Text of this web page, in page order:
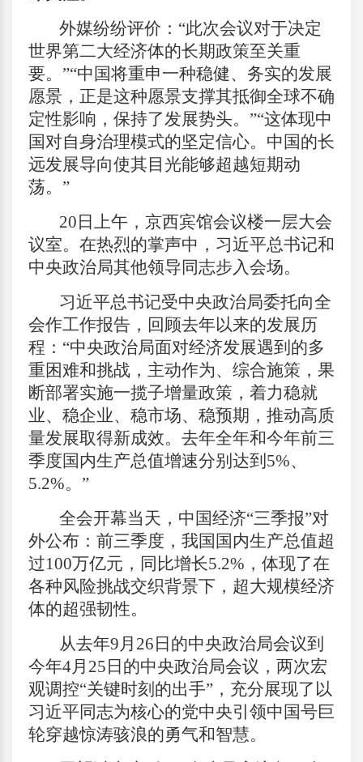
外媒纷纷评价：“此次会议对于决定
世界第二大经济体的长期政策至关重
要。”“中国将重申一种稳健、务实的发展
愿景，正是这种愿景支撑其抵御全球不确
定性影响，保持了发展势头。”“这体现中
国对自身治理模式的坚定信心。中国的长
远发展导向使其目光能够超越短期动
荡。”
20 日上午，京西宾馆会议楼一层大会
议室。在热烈的掌声中，习近平总书记和
中央政治局其他领导同志步入会场。
习近平总书记受中央政治局委托向全
会作工作报告，回顾去年以来的发展历
程：“中央政治局面对经济发展遇到的多
重困难和挑战，主动作为、综合施策，果
断部署实施一揽子增量政策，着力稳就
业、稳企业、稳市场、稳预期，推动高质
量发展取得新成效。去年全年和今年前三
季度国内生产总值增速分别达到5%、
5.2%。”
全会开幕当天，中国经济“三季报”对
外公布：前三季度，我国国内生产总值超
过100万亿元，同比增长5.2%，体现了在
各种风险挑战交织背景下，超大规模经济
体的超强韧性。
从去年9月26日的中央政治局会议到
今年4月25日的中央政治局会议，两次宏
观调控“关键时刻的出手”，充分展现了以
习近平同志为核心的党中央引领中国号巨
轮穿越惊涛骇浪的勇气和智慧。